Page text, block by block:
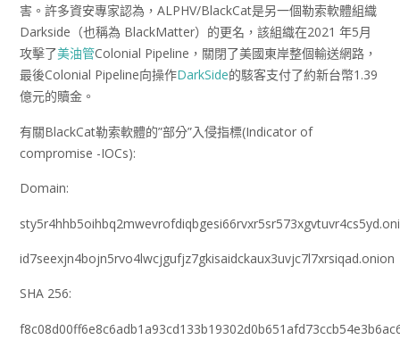
害。許多資安專家認為，ALPHV/BlackCat是另一個勒索軟體組織
Darkside（也稱為 BlackMatter）的更名，該組織在2021 年5月
攻擊了美油管Colonial Pipeline，關閉了美國東岸整個輸送網路，
最後Colonial Pipeline向操作DarkSide的駭客支付了約新台幣1.39
億元的贖金。
有關BlackCat勒索軟體的”部分”入侵指標(Indicator of
compromise -IOCs):
Domain:
id7seexjn4bojn5rvo4lwcjgufjz7gkisaidckaux3uvjc7l7xrsiqad.onion
SHA 256: